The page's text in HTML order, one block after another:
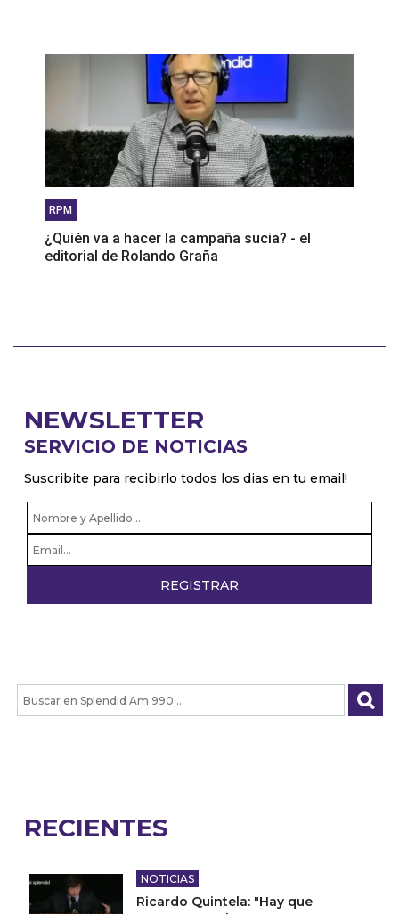
RPM
¿Quién va a hacer la campaña sucia? - el
editorial de Rolando Graña
NEWSLETTER
SERVICIO DE NOTICIAS
Suscribite para recibirlo todos los dias en tu email!
RECIENTES
NOTICIAS
Ricardo Quintela: "Hay que